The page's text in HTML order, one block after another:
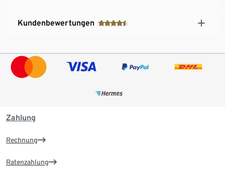
Kundenbewertungen
Zahlung
Rechnung
Ratenzahlung